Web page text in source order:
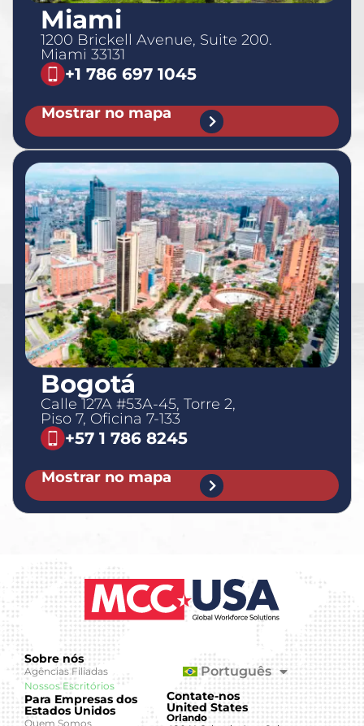
Miami
1200 Brickell Avenue, Suite 200.
Miami 33131
+1 786 697 1045
Mostrar no mapa
Bogotá
Calle 127A #53A-45, Torre 2,
Piso 7, Oficina 7-133
+57 1 786 8245
Mostrar no mapa
Sobre nós
Agências Filiadas
Nossos Escritórios
Para Empresas dos
Estados Unidos
Quem Somos
Português
Contate-nos
United States
Orlando